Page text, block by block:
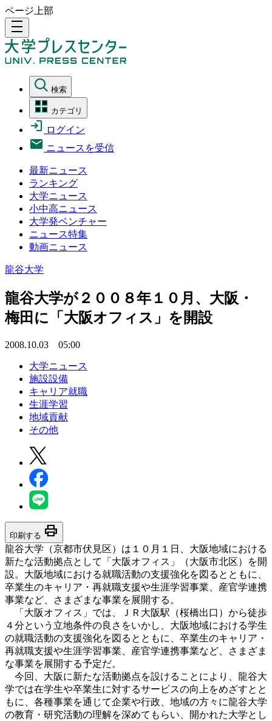
ページ上部
density_medium
検索
カテゴリ
ログイン
ニュースを受信
最新ニュース
ランキング
大学ニュース
小中高ニュース
大学発ベンチャー
ニュース特集
動画ニュース
龍谷大学
龍谷大学が２００８年１０月、大阪・
梅田に「大阪オフィス」を開設
2008.10.03 05:00
大学ニュース
施設設備
キャリア就職
生涯学習
地域貢献
その他
印刷する print
龍谷大学（京都市伏見区）は１０月１日、大阪地域における
新たな活動拠点として「大阪オフィス」（大阪市北区）を開
設。大阪地域における就職活動の支援強化を図るとともに、
卒業生のキャリア・再就職支援や生涯学習事業、産官学連携
事業など、さまざまな事業を展開する。
「大阪オフィス」では、ＪＲ大阪駅（桜橋出口）から徒歩
４分という立地条件の良さをいかし、大阪地域における学生
の就職活動の支援強化を図るとともに、卒業生のキャリア・
再就職支援や生涯学習事業、産官学連携事業など、さまざま
な事業を展開する予定だ。
今回、大阪に新たな活動拠点を設けることにより、龍谷大
学では在学生や卒業生に対するサービスの向上をめざすとと
もに、各種事業を通じて企業や行政、地域の方々に龍谷大学
の教育・研究活動の理解を深めてもらい、開かれた大学とし